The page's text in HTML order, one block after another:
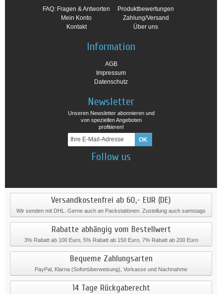
FAQ: Fragen & Antworten
Mein Konto
Kontakt
Produktbewertungen
Zahlung/Versand
Über uns
Information
AGB
Impressum
Datenschutz
Newsletter
Unseren Newsletter abonnieren und
von speziellen Angeboten
profitieren!
Follow us
Versandkostenfrei ab 60,- EUR (DE)
Wir senden mit DHL. Gerne auch an Packstationen. Zustellung auch samstags
Rabatte abhängig vom Bestellwert
3% Rabatt ab 100 Euro, 5% Rabatt ab 150 Euro, 7% Rabatt ab 200 Euro
Bequeme Zahlungsarten
PayPal, Klarna (Sofortüberweisung), Vorkasse und Nachnahme
14 Tage Rückgaberecht